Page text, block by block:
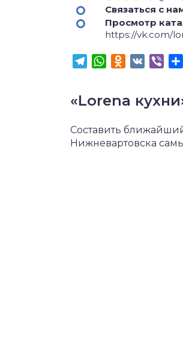
Связаться с
Просмотр
https://vk.com/
TelegramWhatsApp
VK Viber
«Lorena
Составить
Нижневартовска